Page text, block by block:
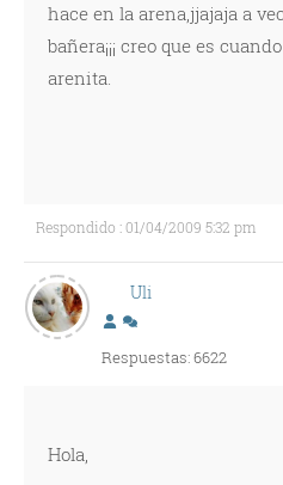
hace en la arena,jjajaja a
bañera¡¡¡ creo que es
arenita.
Respondido : 01/04/2009 5:32 pm
Uli
Respuestas: 6622
Hola,